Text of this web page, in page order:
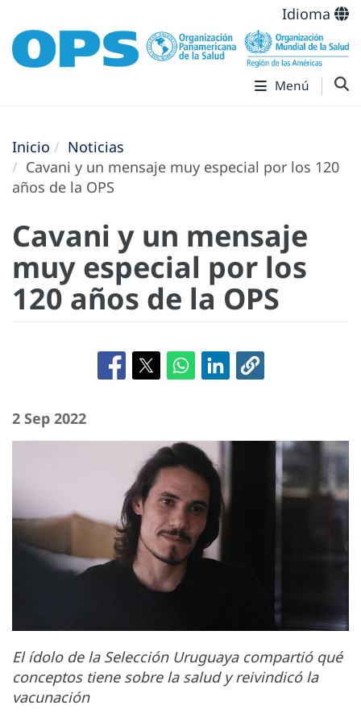
Idioma
Menú
Inicio
Noticias
Cavani y un mensaje muy especial por los 120
años de la OPS
Cavani y un mensaje
muy especial por los
120 años de la OPS
2 Sep 2022
El ídolo de la Selección Uruguaya compartió qué
conceptos tiene sobre la salud y reivindicó la
vacunación